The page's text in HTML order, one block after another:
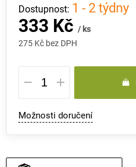
333 Kč / ks
275 Kč bez DPH
Měrná
cena:
1 - 2 týdny
Možnosti doručení